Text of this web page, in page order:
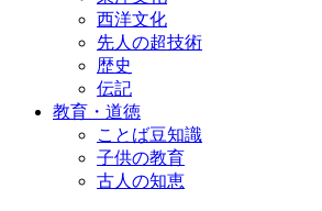
西洋文化
先人の超技術
歴史
伝記
教育・道徳
ことば豆知識
子供の教育
古人の知恵